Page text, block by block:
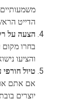
הדייט
הצעה על
בחרו
והציעו
טיול
אם אתם
יוצרים